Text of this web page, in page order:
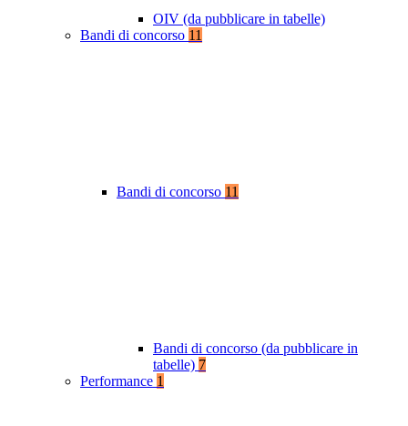
OIV (da pubblicare in tabelle)
Bandi di concorso 11
Bandi di concorso 11
Bandi di concorso (da pubblicare in
tabelle) 7
Performance 1